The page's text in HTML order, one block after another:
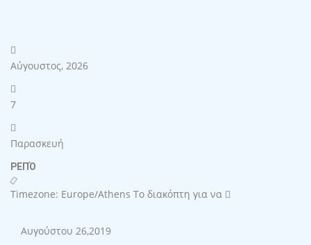
Αύγουστος, 2026
7
Παρασκευή
ΡΕΠΌ
Timezone: Europe/Athens Το διακόπτη για να
Αυγούστου 26,2019